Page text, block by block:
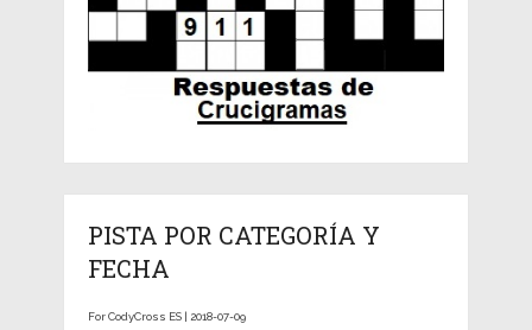
PISTA POR CATEGORÍA Y
FECHA
For CodyCross ES | 2018-07-09